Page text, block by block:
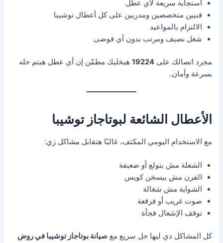
استجابة سريعة لأي عطل
فنيين متخصصين ومدربين على كل أعطال توشيبا
الالتزام بالمواعيد
شغل نضيف ومرتب بدون أي فوضى
مجرد اتصالك على19224 هيخليك مطمّن إن أي عطل هيتم حله
بسرعة وأمان.
الأعطال الشائعة لبوتاجاز توشيبا
مع الاستخدام اليومي المكثف، غالبًا هتقابل مشاكل زي:
الشعلة مش بتولع أو ضعيفة
الفرن مش بيسخن كويس
الشواية مش شغالة
صوت غريب أو فرقعة
توقف الإشعال فجأة
كل المشاكل دي ليها حل سريع معصيانة بوتاجاز توشيبا في روض